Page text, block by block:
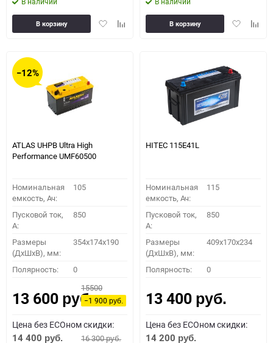
ДобавитьДобавить
В корзину
Добавить
В корзину
−12%
ATLAS UHPB Ultra High
Performance UMF60500
Номинальная
емкость, Ач:
105
Пусковой ток,
A:
850
Размеры
(ДхШхВ), мм:
354x174x190
Полярность: 0
13 600 руб.
15500
−1 900руб.
Цена без ECOном скидки:
14 400 руб. 16 300руб.
HITEC 115E41L
Номинальная
емкость, Ач:
115
Пусковой ток,
A:
850
Размеры
(ДхШхВ), мм:
409x170x234
Полярность: 0
13 400 руб.
Цена без ECOном скидки:
14 200 руб.